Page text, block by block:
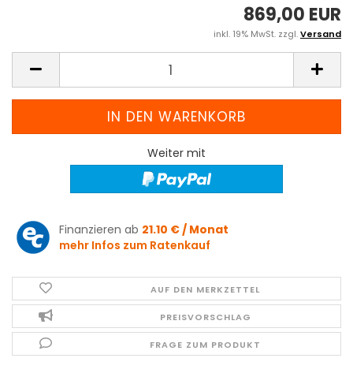
869,00 EUR
inkl. 19% MwSt. zzgl.Versand
Weiter mit
Finanzieren ab 21.10 € / Monat
mehr Infos zum Ratenkauf
AUF DEN MERKZETTEL
PREISVORSCHLAG
FRAGE ZUM PRODUKT